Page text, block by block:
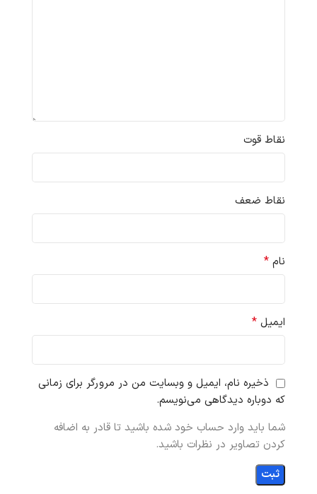
نقاط قوت
نقاط ضعف
نام *
ایمیل *
ذخیره نام، ایمیل و وبسایت من در مرورگر برای زمانی
که دوباره دیدگاهی می‌نویسم.
شما باید وارد حساب خود شده باشید تا قادر به اضافه
کردن تصاویر در نظرات باشید.